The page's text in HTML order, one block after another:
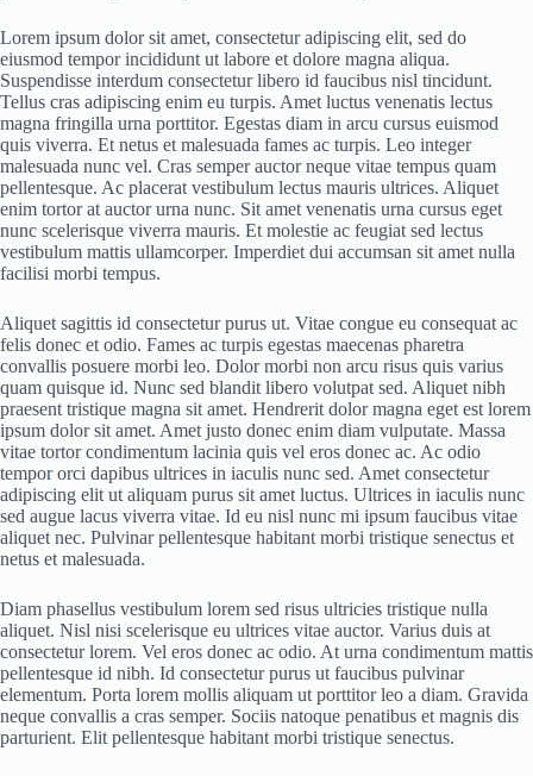
Lorem ipsum dolor sit amet, consectetur adipiscing elit, sed do
eiusmod tempor incididunt ut labore et dolore magna aliqua.
Suspendisse interdum consectetur libero id faucibus nisl tincidunt.
Tellus cras adipiscing enim eu turpis. Amet luctus venenatis lectus
magna fringilla urna porttitor. Egestas diam in arcu cursus euismod
quis viverra. Et netus et malesuada fames ac turpis. Leo integer
malesuada nunc vel. Cras semper auctor neque vitae tempus quam
pellentesque. Ac placerat vestibulum lectus mauris ultrices. Aliquet
enim tortor at auctor urna nunc. Sit amet venenatis urna cursus eget
nunc scelerisque viverra mauris. Et molestie ac feugiat sed lectus
vestibulum mattis ullamcorper. Imperdiet dui accumsan sit amet nulla
facilisi morbi tempus.
Aliquet sagittis id consectetur purus ut. Vitae congue eu consequat ac
felis donec et odio. Fames ac turpis egestas maecenas pharetra
convallis posuere morbi leo. Dolor morbi non arcu risus quis varius
quam quisque id. Nunc sed blandit libero volutpat sed. Aliquet nibh
praesent tristique magna sit amet. Hendrerit dolor magna eget est lorem
ipsum dolor sit amet. Amet justo donec enim diam vulputate. Massa
vitae tortor condimentum lacinia quis vel eros donec ac. Ac odio
tempor orci dapibus ultrices in iaculis nunc sed. Amet consectetur
adipiscing elit ut aliquam purus sit amet luctus. Ultrices in iaculis nunc
sed augue lacus viverra vitae. Id eu nisl nunc mi ipsum faucibus vitae
aliquet nec. Pulvinar pellentesque habitant morbi tristique senectus et
netus et malesuada.
Diam phasellus vestibulum lorem sed risus ultricies tristique nulla
aliquet. Nisl nisi scelerisque eu ultrices vitae auctor. Varius duis at
consectetur lorem. Vel eros donec ac odio. At urna condimentum mattis
pellentesque id nibh. Id consectetur purus ut faucibus pulvinar
elementum. Porta lorem mollis aliquam ut porttitor leo a diam. Gravida
neque convallis a cras semper. Sociis natoque penatibus et magnis dis
parturient. Elit pellentesque habitant morbi tristique senectus.